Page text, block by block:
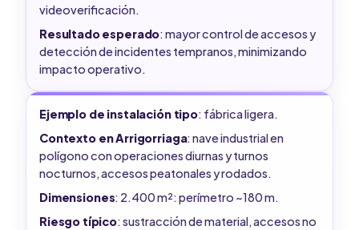
videoverificación.
Resultado esperado: mayor control de accesos y
detección de incidentes tempranos, minimizando
impacto operativo.
Ejemplo de instalación tipo: fábrica ligera.
Contexto en Arrigorriaga: nave industrial en
polígono con operaciones diurnas y turnos
nocturnos, accesos peatonales y rodados.
Dimensiones: 2.400 m²: perímetro ~180 m.
Riesgo típico: sustracción de material, accesos no